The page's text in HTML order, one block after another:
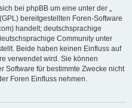
bei phpBB um eine unter der „
bereitgestellten Foren-Software
handelt; deutschsprachige
Community unter
Beide haben keinen Einfluss auf
verwendet wird. Sie können
Software für bestimmte Zwecke nicht
Foren Einfluss nehmen.